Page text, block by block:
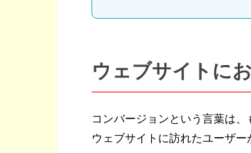
ウェブサイトに
コンバージョンという言葉は
ウェブサイトに訪れたユーザ